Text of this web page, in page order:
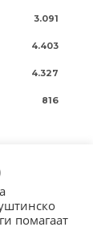
3.091
4.403
4.327
816
помагаат